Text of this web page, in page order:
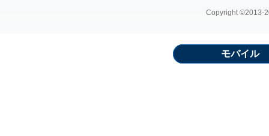
Copyright ©2013-
モバイル